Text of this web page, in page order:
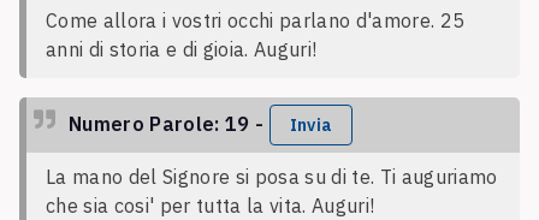
Come allora i vostri occhi parlano d'amore. 25
anni di storia e di gioia. Auguri!
Numero Parole: 19 - Invia
La mano del Signore si posa su di te. Ti auguriamo
che sia cosi' per tutta la vita. Auguri!